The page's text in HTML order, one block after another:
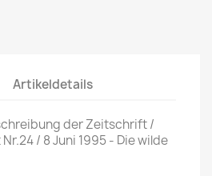
Artikeldetails
der Zeitschrift /
/ 8 Juni 1995 - Die wilde